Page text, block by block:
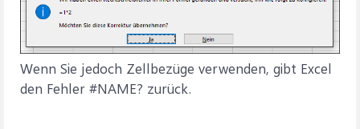
Wenn Sie jedoch Zellbezüge verwenden, gibt Excel
den Fehler #NAME? zurück.